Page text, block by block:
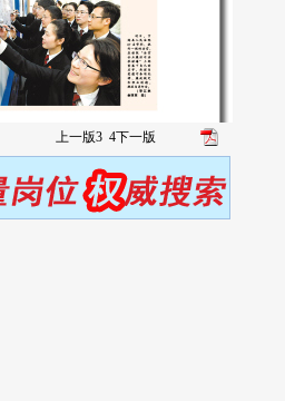
上一版3 4下一版